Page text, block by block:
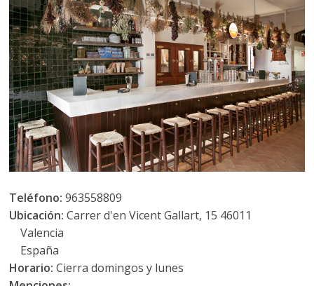
Teléfono:963558809
Ubicación:Carrer d'en Vicent Gallart, 15 46011
Valencia
España
Horario:Cierra domingos y lunes